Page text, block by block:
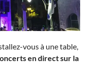
vous à une table,
en direct sur la